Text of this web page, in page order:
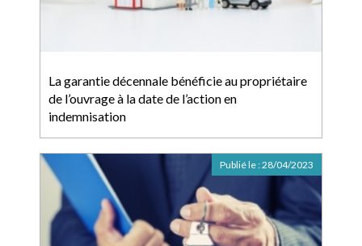
La garantie décennale bénéficie au propriétaire
de l’ouvrage à la date de l’action en
indemnisation
Publié le :28/04/2023